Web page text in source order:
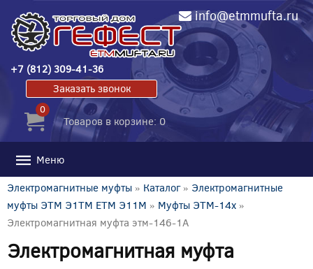
info@etmmufta.ru
+7 (812) 309-41-36
Заказать звонок
0
Товаров в корзине: 0
Меню
Электромагнитные муфты » Каталог» Электромагнитные
муфты ЭТМ Э1ТМ ETM Э11М » Муфты ЭТМ-14x »
Электромагнитная муфта этм-146-1А
Электромагнитная муфта